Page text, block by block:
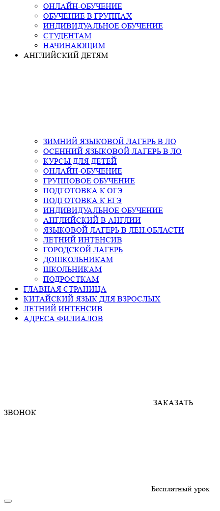
ОНЛАЙН-ОБУЧЕНИЕ
ОБУЧЕНИЕ В ГРУППАХ
ИНДИВИДУАЛЬНОЕ ОБУЧЕНИЕ
СТУДЕНТАМ
НАЧИНАЮЩИМ
АНГЛИЙСКИЙ ДЕТЯМ
ЗИМНИЙ ЯЗЫКОВОЙ ЛАГЕРЬ В ЛО
ОСЕННИЙ ЯЗЫКОВОЙ ЛАГЕРЬ В ЛО
КУРСЫ ДЛЯ ДЕТЕЙ
ОНЛАЙН-ОБУЧЕНИЕ
ГРУППОВОЕ ОБУЧЕНИЕ
ПОДГОТОВКА К ОГЭ
ПОДГОТОВКА К ЕГЭ
ИНДИВИДУАЛЬНОЕ ОБУЧЕНИЕ
АНГЛИЙСКИЙ В АНГЛИИ
ЯЗЫКОВОЙ ЛАГЕРЬ В ЛЕН.ОБЛАСТИ
ЛЕТНИЙ ИНТЕНСИВ
ГОРОДСКОЙ ЛАГЕРЬ
ДОШКОЛЬНИКАМ
ШКОЛЬНИКАМ
ПОДРОСТКАМ
ГЛАВНАЯ СТРАНИЦА
КИТАЙСКИЙ ЯЗЫК ДЛЯ ВЗРОСЛЫХ
ЛЕТНИЙ ИНТЕНСИВ
АДРЕСА ФИЛИАЛОВ
ЗАКАЗАТЬ
ЗВОНОК
Бесплатный урок